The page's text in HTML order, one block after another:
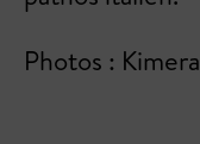
Photos : Kimera